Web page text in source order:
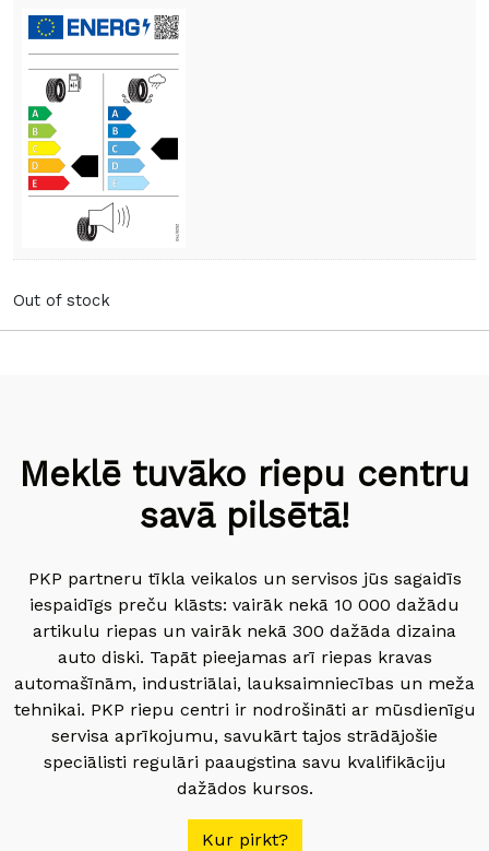
Out of stock
Meklē tuvāko riepu centru
savā pilsētā!
PKP partneru tīkla veikalos un servisos jūs sagaidīs
iespaidīgs preču klāsts: vairāk nekā 10 000 dažādu
artikulu riepas un vairāk nekā 300 dažāda dizaina
auto diski. Tapāt pieejamas arī riepas kravas
automašīnām, industriālai, lauksaimniecības un meža
tehnikai. PKP riepu centri ir nodrošināti ar mūsdienīgu
servisa aprīkojumu, savukārt tajos strādājošie
speciālisti regulāri paaugstina savu kvalifikāciju
dažādos kursos.
Kur pirkt?